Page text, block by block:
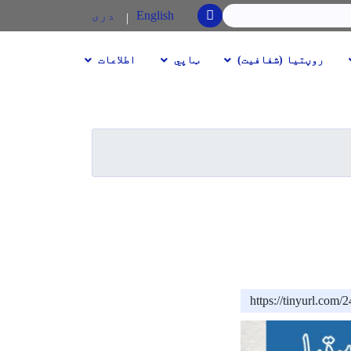
SEARCH
English دری
روڼتیا (شفافیت) ټاپي اطلاعات
https://tinyurl.com/